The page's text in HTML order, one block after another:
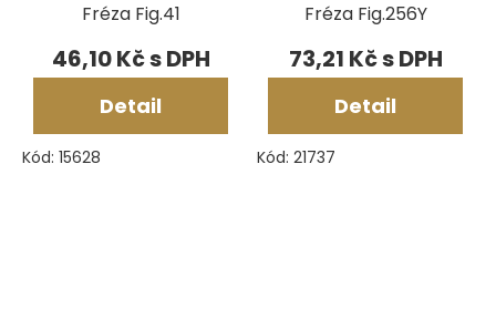
Fréza Fig.41
46,10 Kč
Detail
Kód: 15628
Fréza Fig.256Y
73,21 Kč
Detail
Kód: 21737